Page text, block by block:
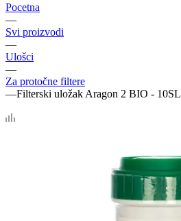
Pocetna
—
Svi proizvodi
—
Ulošci
—
Za protočne filtere
—Filterski uložak Aragon 2 BIO - 10SL